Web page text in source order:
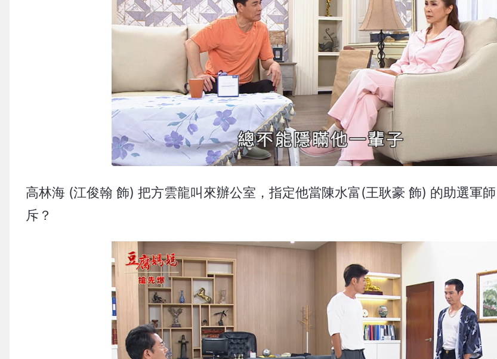
高林海 (江俊翰 飾) 把方雲龍叫來辦公室，指定他當陳水富(王耿豪 飾) 的助選軍
斥？